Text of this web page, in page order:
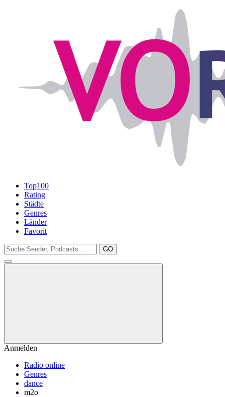
Top100
Rating
Städte
Genres
Länder
Favorit
GO
Anmelden
Radio online
Genres
dance
m2o